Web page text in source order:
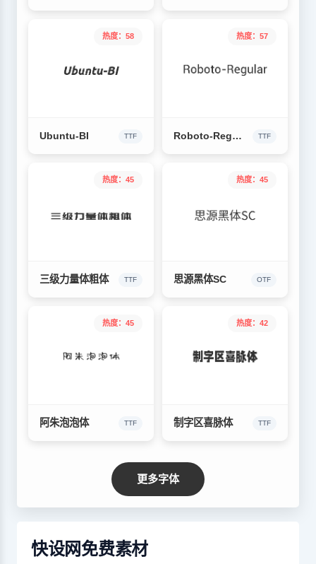
热度：58
Ubuntu-BI TTF
热度：57
Roboto-Regular TTF
热度：45
三级力量体粗体 TTF
热度：45
思源黑体SC OTF
热度：45
阿朱泡泡体 TTF
热度：42
制字区喜脉体 TTF
更多字体
快设网免费素材